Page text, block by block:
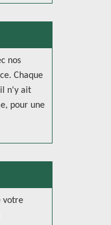
nos
Chaque
n'y ait
pour une
votre